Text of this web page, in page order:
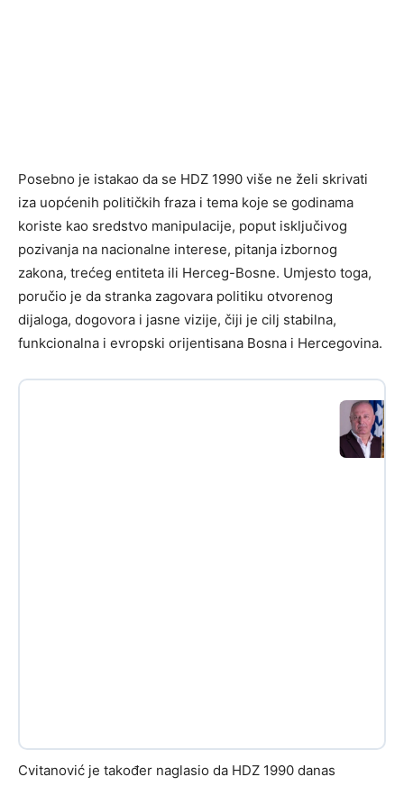
Posebno je istakao da se HDZ 1990 više ne želi skrivati
iza uopćenih političkih fraza i tema koje se godinama
koriste kao sredstvo manipulacije, poput isključivog
pozivanja na nacionalne interese, pitanja izbornog
zakona, trećeg entiteta ili Herceg-Bosne. Umjesto toga,
poručio je da stranka zagovara politiku otvorenog
dijaloga, dogovora i jasne vizije, čiji je cilj stabilna,
funkcionalna i evropski orijentisana Bosna i Hercegovina.
Cvitanović je također naglasio da HDZ 1990 danas